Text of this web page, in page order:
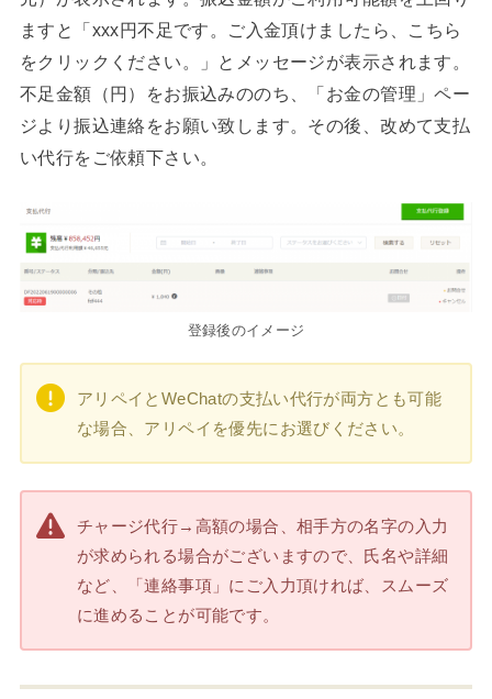
ますと「xxx円不足です。ご入金頂けましたら、こちら
をクリックください。」とメッセージが表示されます。
不足金額（円）をお振込みののち、「お金の管理」ペー
ジより振込連絡をお願い致します。その後、改めて支払
い代行をご依頼下さい。
登録後のイメージ
アリペイとWeChatの支払い代行が両方とも可能
な場合、アリペイを優先にお選びください。
チャージ代行→高額の場合、相手方の名字の入力
が求められる場合がございますので、氏名や詳細
など、「連絡事項」にご入力頂ければ、スムーズ
に進めることが可能です。